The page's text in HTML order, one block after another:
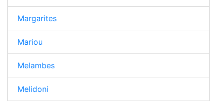
Margarites
Mariou
Melambes
Melidoni